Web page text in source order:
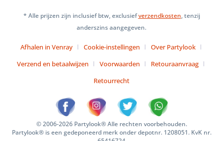
* Alle prijzen zijn inclusief btw, exclusiefverzendkosten, tenzij
anderszins aangegeven.
Afhalen in Venray Cookie-instellingen
Over Partylook
Verzend en betaalwijzen
Voorwaarden
Retouraanvraag
Retourrecht
© 2006-2026 Partylook® Alle rechten voorbehouden.
Partylook® is een gedeponeerd merk onder depotnr. 1208051. KvK nr.